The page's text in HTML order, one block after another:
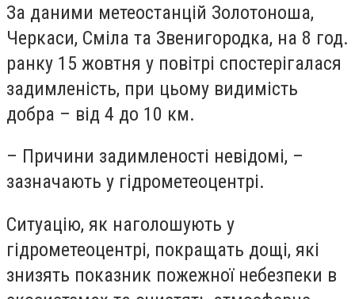
За даними метеостанцій Золотоноша,
Черкаси, Сміла та Звенигородка, на 8 год.
ранку 15 жовтня у повітрі спостерігалася
задимленість, при цьому видимість
добра – від 4 до 10 км.
– Причини задимленості невідомі, –
зазначають у гідрометеоцентрі.
Ситуацію, як наголошують у
гідрометеоцентрі, покращать дощі, які
знизять показник пожежної небезпеки в